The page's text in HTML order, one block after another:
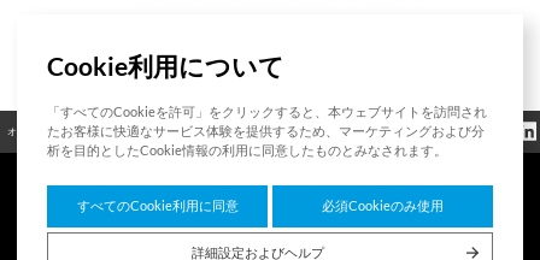
オープンソース 認証 お問い合わせ
クッキーポリシ
ー
規制情報
7F HUMAX Village, 216, Hwangsaeul-ro, Bundang-gu, Seongnam-si, Gyeonggi-do,
Cookie利用について
「すべてのCookieを許可」をクリックすると、本ウェブサイトを訪問され
たお客様に快適なサービス体験を提供するため、マーケティングおよび分
析を目的としたCookie情報の利用に同意したものとみなされます。
すべてのCookie利用に同意 必須Cookieのみ使用
詳細設定およびヘルプ